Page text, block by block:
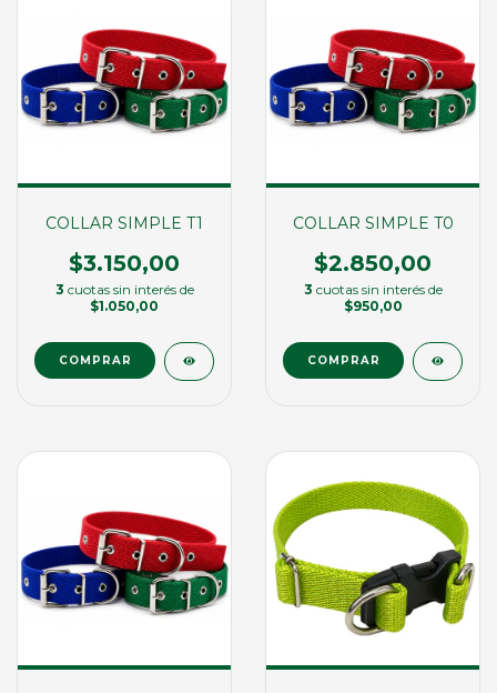
COLLAR SIMPLE T1
$3.150,00
3 cuotas sin interés de
$1.050,00
COLLAR SIMPLE T0
$2.850,00
3 cuotas sin interés de
$950,00